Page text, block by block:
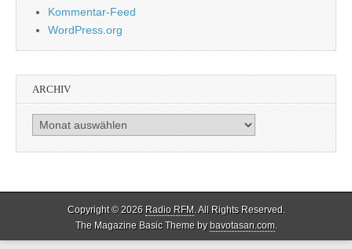
Kommentar-Feed
WordPress.org
ARCHIV
Archiv
Copyright © 2026 Radio RFM. All Rights Reserved.
The Magazine Basic Theme bybavotasan.com.